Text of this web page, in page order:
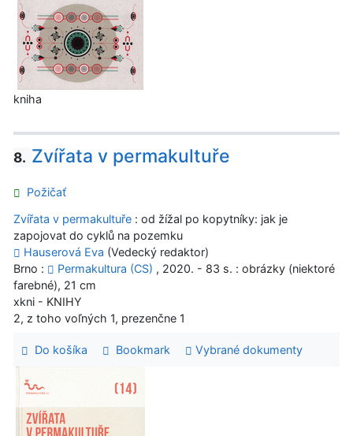
kniha
8. Zvířata v permakultuře
Požičať
Zvířata v permakultuře : od žížal po kopytníky: jak je
zapojovat do cyklů na pozemku
Hauserová Eva (Vedecký redaktor)
Brno :
Permakultura (CS) , 2020. - 83 s. : obrázky (niektoré
farebné), 21 cm
xkni - KNIHY
2, z toho voľných 1, prezenčne 1
Do košíka Bookmark Vybrané dokumenty